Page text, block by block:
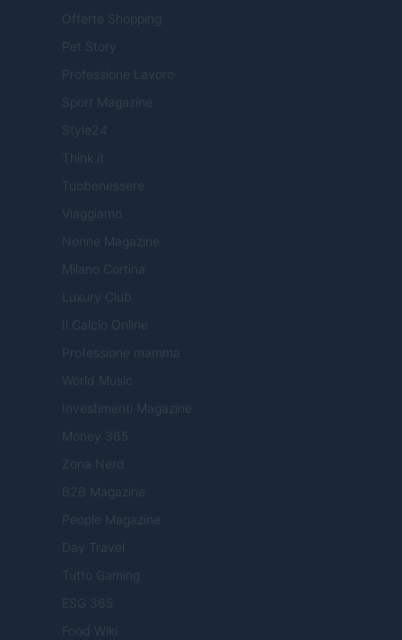
Offerte Shopping
Pet Story
Professione Lavoro
Sport Magazine
Style24
Think.it
Tuobenessere
Viaggiamo
Nonne Magazine
Milano Cortina
Luxury Club
Il Calcio Online
Professione mamma
World Music
Investimenti Magazine
Money 365
Zona Nerd
B2B Magazine
People Magazine
Day Travel
Tutto Gaming
ESG 365
Food Wiki